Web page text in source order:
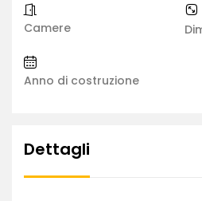
Camere
Anno di costruzione
Dettagli